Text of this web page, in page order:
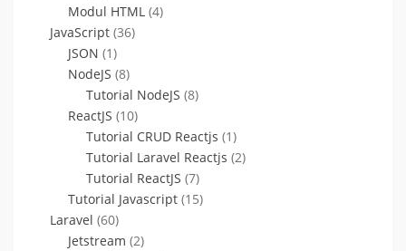
Modul HTML (4)
JavaScript (36)
JSON (1)
NodeJS (8)
Tutorial NodeJS (8)
ReactJS (10)
Tutorial CRUD Reactjs (1)
Tutorial Laravel Reactjs (2)
Tutorial ReactJS (7)
Tutorial Javascript (15)
Laravel (60)
Jetstream (2)